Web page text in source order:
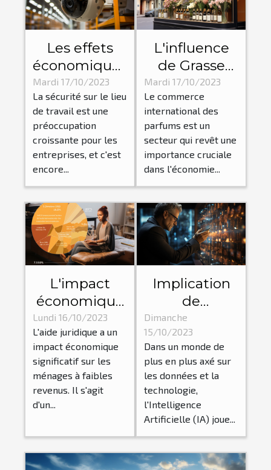
Les effets
économiques
de la mise en
place des
dispositifs
d'alarme
pour les
travailleurs
isolés
Mardi 17/10/2023
La sécurité sur le lieu
de travail est une
préoccupation
croissante pour les
entreprises, et c'est
encore...
L'influence
de Grasse
dans le
commerce
international
des parfums
Mardi 17/10/2023
Le commerce
international des
parfums est un
secteur qui revêt une
importance cruciale
dans l'économie...
L'impact
économique
de l'aide
juridique sur
les ménages
à faibles
revenus
Lundi 16/10/2023
L'aide juridique a un
impact économique
significatif sur les
ménages à faibles
revenus. Il s'agit
d'un...
Implication
de
l'Intelligence
Artificielle
dans
l'optimisation
des affaires
Dimanche
15/10/2023
Dans un monde de
plus en plus axé sur
les données et la
technologie,
l'Intelligence
Artificielle (IA) joue...